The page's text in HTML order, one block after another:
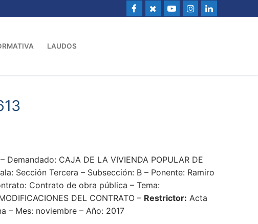
LAUDOS
CAJA DE LA VIVIENDA POPULAR DE
Sección Tercera – Subsección: B – Ponente: Ramiro
Contrato de obra pública – Tema:
DEL CONTRATO – Restrictor: Acta
– Mes: noviembre – Año: 2017